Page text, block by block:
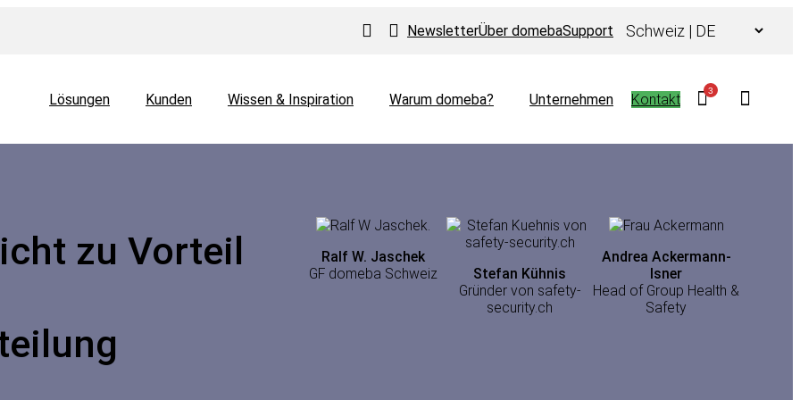
NewsletterÜber domebaSupporta
Lösungen Kunden Wissen & Inspiration Warum domeba? Unternehmen Kontakt
3
zu Vorteil
Ralf W. Jaschek
GF domeba Schweiz
Stefan Kühnis
Gründer von safety-
security.ch
Andrea Ackermann-
Isner
Head of Group Health &
Safety